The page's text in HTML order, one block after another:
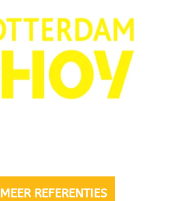
MEER REFERENTIES